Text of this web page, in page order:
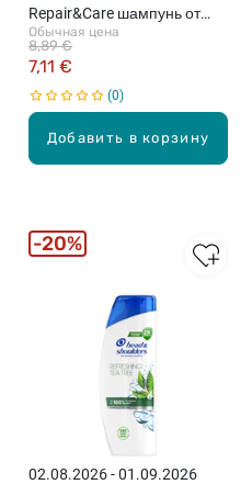
Добавить в корзину
Repair&Care шампунь от
перхоти, 400мл
Обычная цена
7,11 €
8,89 €
0
02.08.2026 - 01.09.2026
20%